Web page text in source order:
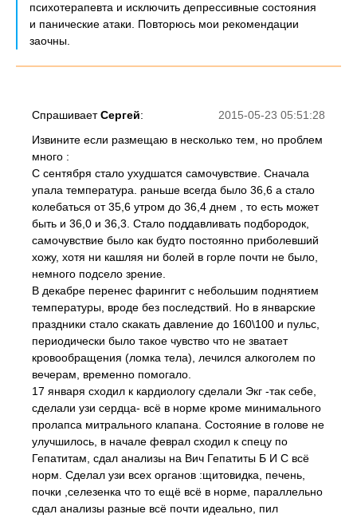
психотерапевта и исключить депрессивные состояния
и панические атаки. Повторюсь мои рекомендации
заочны.
2015-05-23 05:51:28
СпрашиваетСергей:
Извините если размещаю в несколько тем, но проблем
много :
С сентября стало ухудшатся самочувствие. Сначала
упала температура. раньше всегда было 36,6 а стало
колебаться от 35,6 утром до 36,4 днем , то есть может
быть и 36,0 и 36,3. Стало поддавливать подбородок,
самочувствие было как будто постоянно приболевший
хожу, хотя ни кашляя ни болей в горле почти не было,
немного подсело зрение.
В декабре перенес фарингит с небольшим поднятием
температуры, вроде без последствий. Но в январские
праздники стало скакать давление до 160\100 и пульс,
периодически было такое чувство что не зватает
кровообращения (ломка тела), лечился алкоголем по
вечерам, временно помогало.
17 января сходил к кардиологу сделали Экг -так себе,
сделали узи сердца- всё в норме кроме минимального
пролапса митрального клапана. Состояние в голове не
улучшилось, в начале феврал сходил к спецу по
Гепатитам, сдал анализы на Вич Гепатиты Б И С всё
норм. Сделал узи всех органов :щитовидка, печень,
почки ,селезенка что то ещё всё в норме, параллельно
сдал анализы разные всё почти идеально, пил